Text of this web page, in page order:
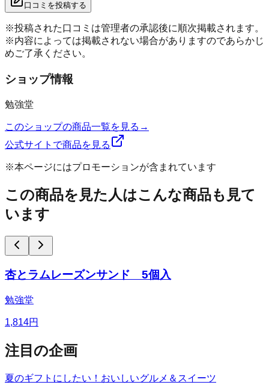
口コミを投稿する
※投稿された口コミは管理者の承認後に順次掲載されます。
※内容によっては掲載されない場合がありますのであらかじ
めご了承ください。
ショップ情報
勉強堂
このショップの商品一覧を見る →
公式サイトで商品を見る
※本ページにはプロモーションが含まれています
この商品を見た人はこんな商品も見て
います
杏とラムレーズンサンド 5個入
勉強堂
1,814円
注目の企画
夏のギフトにしたい！おいしいグルメ＆スイーツ